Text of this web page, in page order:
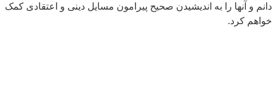
و آنها را به اندیشیدن صحیح پیرامون مسایل دینی و اعتقادی کمک
کرد.